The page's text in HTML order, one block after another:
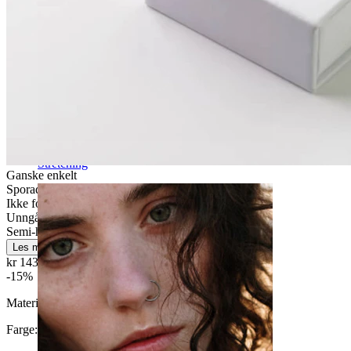
Stretching
Ganske enkelt
Sporadisk bruk
Ikke for sensitiv hud
Unngå vann
Semi-holdbar
Les mer
kr 143,65kr 169,00
-15%
Materiale:
Messing
Farge: